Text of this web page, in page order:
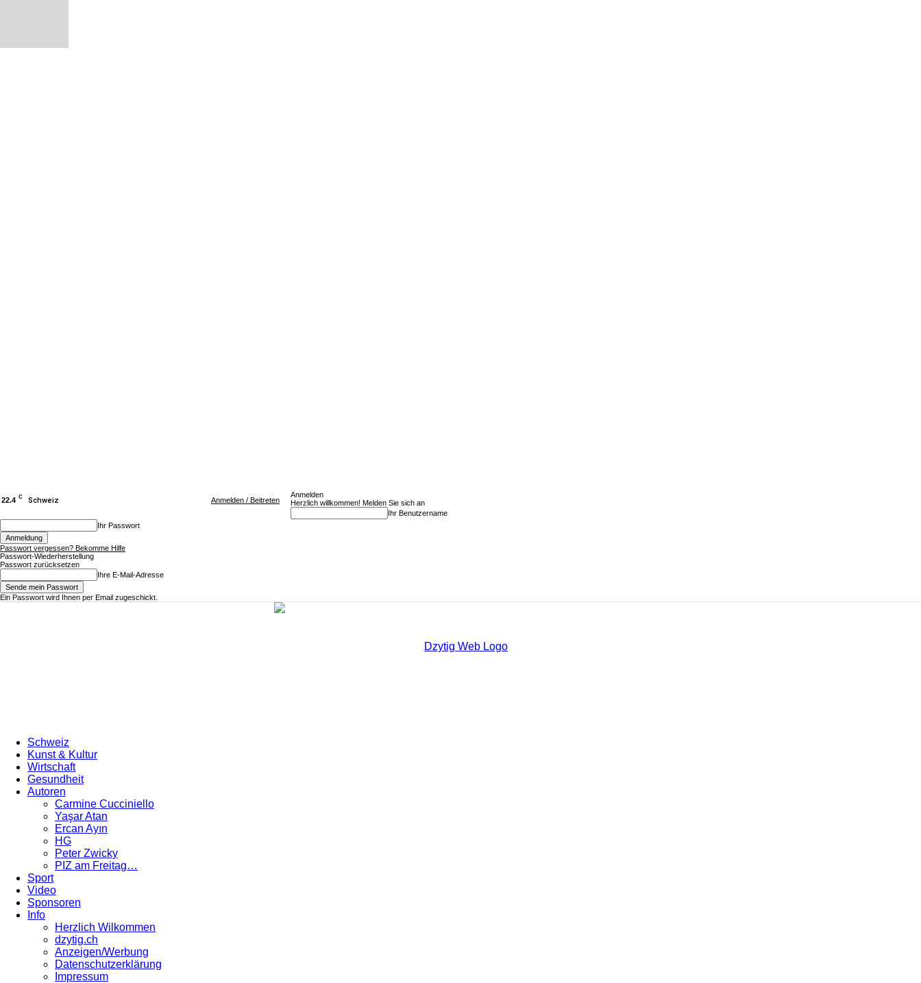
22.4 C Schweiz Anmelden / Beitreten
Anmelden
Herzlich willkommen! Melden Sie sich an
Ihr Benutzername
Ihr Passwort
Passwort vergessen? Bekomme Hilfe
Passwort-Wiederherstellung
Passwort zurücksetzen
Ihre E-Mail-Adresse
Ein Passwort wird Ihnen per Email zugeschickt.
Schweiz
Kunst & Kultur
Wirtschaft
Gesundheit
Autoren
Carmine Cucciniello
Yaşar Atan
Ercan Ayın
HG
Peter Zwicky
PIZ am Freitag…
Sport
Video
Sponsoren
Info
Herzlich Wilkommen
dzytig.ch
Anzeigen/Werbung
Datenschutzerklärung
Impressum